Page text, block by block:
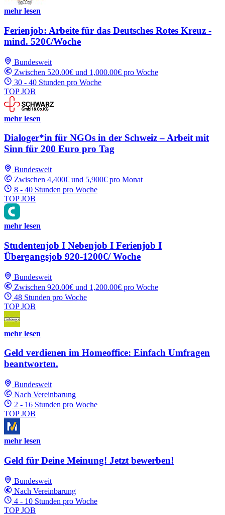
mehr lesen
Ferienjob: Arbeite für das Deutsches Rotes Kreuz -
mind. 520€/Woche
Bundesweit
Zwischen 520.00€ und 1,000.00€ pro Woche
30 - 40 Stunden pro Woche
TOP JOB
mehr lesen
Dialoger*in für NGOs in der Schweiz – Arbeit mit
Sinn für 200 Euro pro Tag
Bundesweit
Zwischen 4,400€ und 5,900€ pro Monat
8 - 40 Stunden pro Woche
TOP JOB
mehr lesen
Studentenjob I Nebenjob I Ferienjob I
Übergangsjob 920-1200€/ Woche
Bundesweit
Zwischen 920.00€ und 1,200.00€ pro Woche
48 Stunden pro Woche
TOP JOB
mehr lesen
Geld verdienen im Homeoffice: Einfach Umfragen
beantworten.
Bundesweit
Nach Vereinbarung
2 - 16 Stunden pro Woche
TOP JOB
mehr lesen
Geld für Deine Meinung! Jetzt bewerben!
Bundesweit
Nach Vereinbarung
4 - 10 Stunden pro Woche
TOP JOB